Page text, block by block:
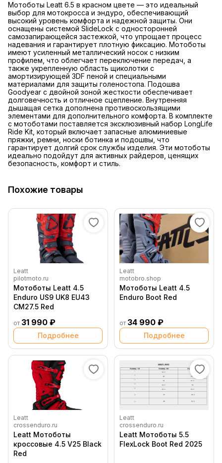
Мотоботы Leatt 6.5 в красном цвете — это идеальный
выбор для мотокросса и эндуро, обеспечивающий
высокий уровень комфорта и надежной защиты. Они
оснащены системой SlideLock с односторонней
самозапирающейся застежкой, что упрощает процесс
надевания и гарантирует плотную фиксацию. Мотоботы
имеют усиленный металлический носок с низким
профилем, что облегчает переключение передач, а
также укрепленную область щиколотки с
амортизирующей 3DF пеной и специальными
материалами для защиты голеностопа. Подошва
Goodyear с двойной зоной жесткости обеспечивает
долговечность и отличное сцепление. Внутренняя
дышащая сетка дополнена противоскользящими
элементами для дополнительного комфорта. В комплекте
с мотоботами поставляется эксклюзивный набор LongLife
Ride Kit, который включает запасные алюминиевые
пряжки, ремни, носки ботинка и подошвы, что
гарантирует долгий срок службы изделия. Эти мотоботы
идеально подойдут для активных райдеров, ценящих
безопасность, комфорт и стиль.
Похожие товары
Leatt
pilotmoto.ru
Мотоботы Leatt 4.5
Enduro US9 UK8 EU43
CM27.5 Red
от 31 990 ₽
Подробнее
Leatt
motobro.shop
Мотоботы Leatt 4.5
Enduro Boot Red
от 34 990 ₽
Подробнее
Leatt
crossenduro.ru
Leatt Мотоботы
кроссовые 4.5 V25 Black
Red
Leatt
crossenduro.ru
Leatt Мотоботы 5.5
FlexLock Boot Red 2025